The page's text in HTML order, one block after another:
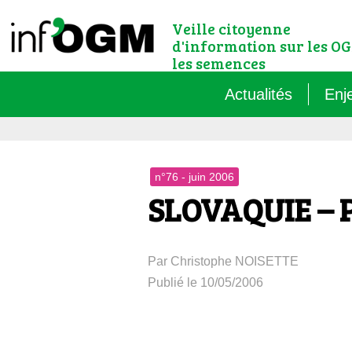
Veille citoyenne
d'information sur les
les semences
Actualités
n°76 - juin 2006
SLOVAQUIE
Par Christophe NOISETTE
Publié le 10/05/2006